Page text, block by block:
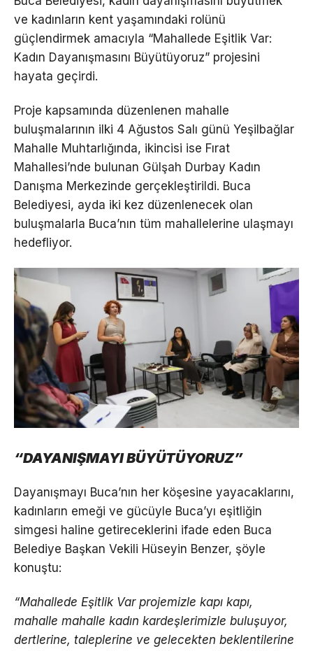
ve kadınların kent yaşamındaki rolünü
güçlendirmek amacıyla “Mahallede Eşitlik Var:
Kadın Dayanışmasını Büyütüyoruz” projesini
hayata geçirdi.
Proje kapsamında düzenlenen mahalle
buluşmalarının ilki 4 Ağustos Salı günü Yeşilbağlar
Mahalle Muhtarlığında, ikincisi ise Fırat
Mahallesi’nde bulunan Gülşah Durbay Kadın
Danışma Merkezinde gerçekleştirildi. Buca
Belediyesi, ayda iki kez düzenlenecek olan
buluşmalarla Buca’nın tüm mahallelerine ulaşmayı
hedefliyor.
“DAYANIŞMAYI BÜYÜTÜYORUZ”
Dayanışmayı Buca’nın her köşesine yayacaklarını,
kadınların emeği ve gücüyle Buca’yı eşitliğin
simgesi haline getireceklerini ifade eden Buca
Belediye Başkan Vekili Hüseyin Benzer, şöyle
konuştu:
“Mahallede Eşitlik Var projemizle kapı kapı,
mahalle mahalle kadın kardeşlerimizle buluşuyor,
dertlerine, taleplerine ve gelecekten beklentilerine